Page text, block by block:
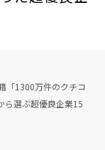
「1300万件のクチコ
ら選ぶ超優良企業15